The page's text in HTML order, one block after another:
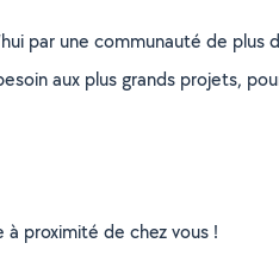
par une communauté de plus
aux plus grands projets,
proximité de chez vous !